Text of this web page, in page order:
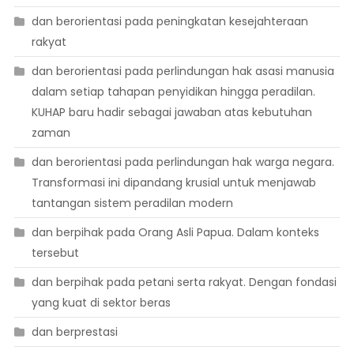
dan berorientasi pada peningkatan kesejahteraan
rakyat
dan berorientasi pada perlindungan hak asasi manusia
dalam setiap tahapan penyidikan hingga peradilan.
KUHAP baru hadir sebagai jawaban atas kebutuhan
zaman
dan berorientasi pada perlindungan hak warga negara.
Transformasi ini dipandang krusial untuk menjawab
tantangan sistem peradilan modern
dan berpihak pada Orang Asli Papua. Dalam konteks
tersebut
dan berpihak pada petani serta rakyat. Dengan fondasi
yang kuat di sektor beras
dan berprestasi